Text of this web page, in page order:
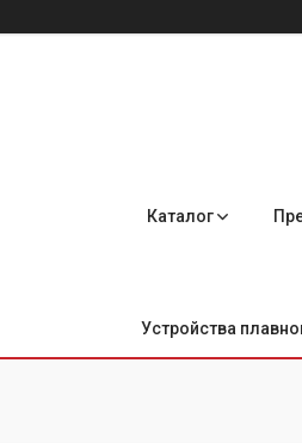
Каталог
Устройства